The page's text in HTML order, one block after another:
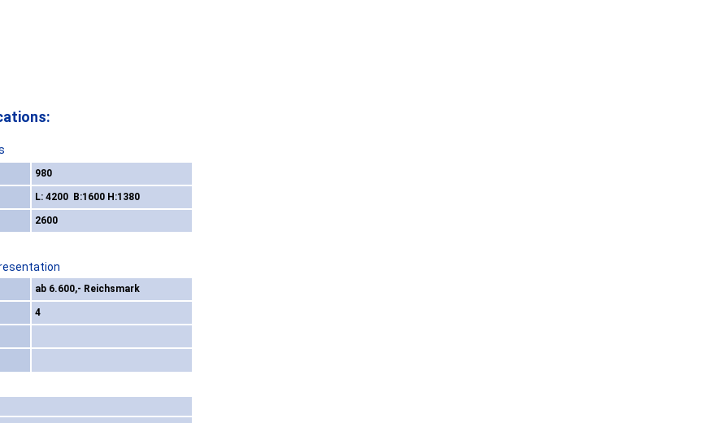
980
L: 4200 B:1600 H:1380
2600
ab 6.600,- Reichsmark
4